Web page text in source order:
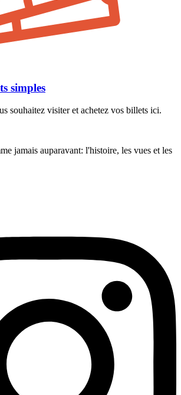
simples
souhaitez visiter et achetez vos billets ici.
jamais auparavant: l'histoire, les vues et les